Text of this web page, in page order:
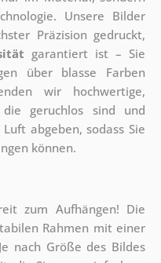
Unsere Bilder
Präzision gedruckt,
garantiert ist – Sie
über blasse Farben
wir hochwertige,
geruchlos sind und
abgeben, sodass Sie
können.
zum Aufhängen! Die
Rahmen mit einer
nach Größe des Bildes